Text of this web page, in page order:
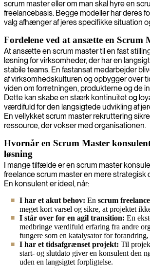
scrum master eller om man skal hyre en
freelancebasis. Begge modeller har deres
valg afhænger af jeres specifikke situation
Fordelene ved at ansætte en Scrum
At ansætte en scrum master til en fast
løsning for virksomheder, der har en
stabile teams. En fastansat medarbejder
af virksomhedskulturen og opbygger over
viden om forretningen, produkterne og de
Dette kan skabe en stærk kontinuitet og
værdifuld for den langsigtede udvikling af
En vellykket scrum master rekruttering
ressource, der vokser med organisationen.
Hvornår en Scrum Master
løsning
I mange tilfælde er en scrum master
freelance scrum master en mere strategisk
En konsulent er ideel, når:
I har et akut behov: En scrum
meget kort varsel og sikre, at projektet
I står over for en agil transition: En
medbringe værdifuld erfaring fra andre
fungere som en katalysator for
I har et tidsafgrænset projekt: Til
start- og slutdato giver en konsulent den
uden en langsigtet forpligtelse.